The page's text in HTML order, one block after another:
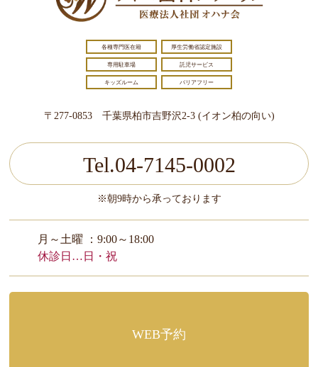
各種専門医在籍 厚生労働省認定施設
専用駐車場 託児サービス
キッズルーム バリアフリー
〒277-0853 千葉県柏市吉野沢2-3 (イオン柏の向い)
Tel.04-7145-0002
※朝9時から承っております
月～土曜 ：9:00～18:00
休診日…日・祝
WEB予約